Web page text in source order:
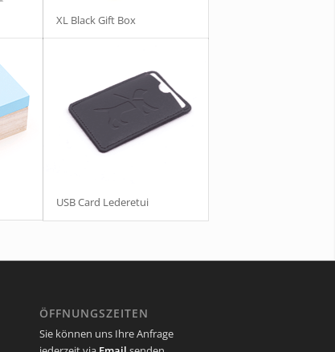
XL Black Gift Box
USB Card Lederetui
ÖFFNUNGSZEITEN
Sie können uns Ihre Anfrage